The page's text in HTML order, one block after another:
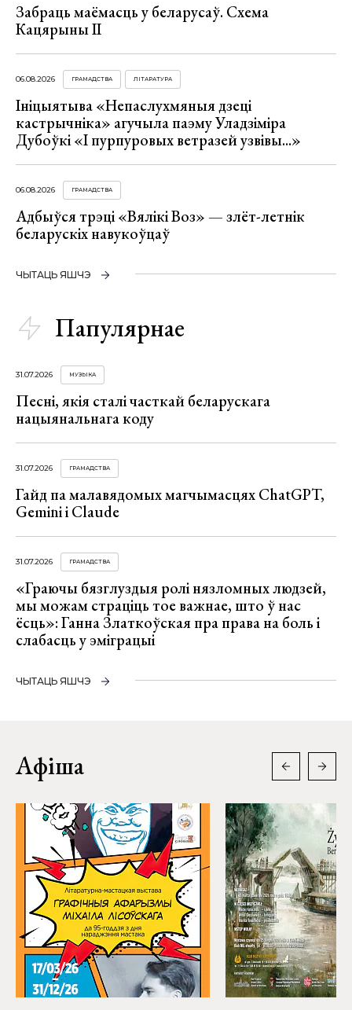
Забраць маёмасць у беларусаў. Схема
Кацярыны ІІ
06.08.2026 ГРАМАДСТВА ЛІТАРАТУРА
Ініцыятыва «Непаслухмяныя дзеці
кастрычніка» агучыла паэму Уладзіміра
Дубоўкі «І пурпуровых ветразей узвівы...»
06.08.2026 ГРАМАДСТВА
Адбыўся трэці «Вялікі Воз» — злёт-летнік
беларускіх навукоўцаў
ЧЫТАЦЬ ЯШЧЭ
Папулярнае
31.07.2026 МУЗЫКА
Песні, якія сталі часткай беларускага
нацыянальнага коду
31.07.2026 ГРАМАДСТВА
Гайд па малавядомых магчымасцях ChatGPT,
Gemini і Claude
31.07.2026 ГРАМАДСТВА
«Граючы бязглуздыя ролі нязломных людзей,
мы можам страціць тое важнае, што ў нас
ёсць»: Ганна Златкоўская пра права на боль і
слабасць у эміграцыі
ЧЫТАЦЬ ЯШЧЭ
Афіша